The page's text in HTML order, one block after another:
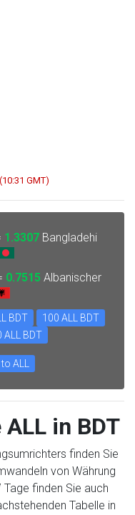
GMT)
1.3307 Bangladehi
0.7515 Albanischer
BDT
100 ALL BDT
ALL BDT
ALL
in BDT
finden Sie
von Währung
Tage finden Sie auch
Tabelle in